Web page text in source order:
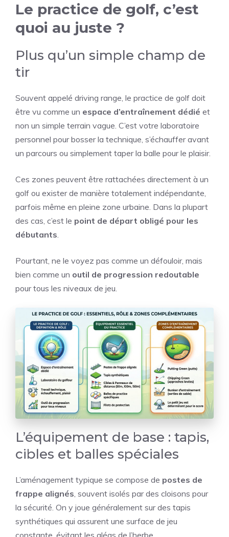
Le practice de golf, c’est
quoi au juste ?
Plus qu’un simple champ de
tir
Souvent appelé driving range, le practice de golf doit
être vu comme un espace d’entraînement dédié et
non un simple terrain vague. C’est votre laboratoire
personnel pour bosser la technique, s’échauffer avant
un parcours ou simplement taper la balle pour le plaisir.
Ces zones peuvent être rattachées directement à un
golf ou exister de manière totalement indépendante,
parfois même en pleine zone urbaine. Dans la plupart
des cas, c’est le point de départ obligé pour les
débutants.
Pourtant, ne le voyez pas comme un défouloir, mais
bien comme un outil de progression redoutable
pour tous les niveaux de jeu.
L’équipement de base : tapis,
cibles et balles spéciales
L’aménagement typique se compose de postes de
frappe alignés , souvent isolés par des cloisons pour
la sécurité. On y joue généralement sur des tapis
synthétiques qui assurent une surface de jeu
constante, évitant les aléas de l’herbe.